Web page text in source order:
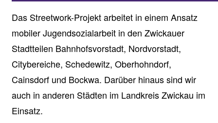
Das Streetwork-Projekt arbeitet in einem Ansatz
mobiler Jugendsozialarbeit in den Zwickauer
Stadtteilen Bahnhofsvorstadt, Nordvorstadt,
Citybereiche, Schedewitz, Oberhohndorf,
Cainsdorf und Bockwa. Darüber hinaus sind wir
auch in anderen Städten im Landkreis Zwickau im
Einsatz.